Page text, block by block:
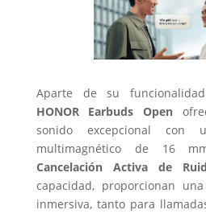
Aparte de su
HONOR Earbuds Open
sonido excepcional con
multimagnético de 16
Cancelación Activa de
capacidad, proporcionan
inmersiva, tanto para